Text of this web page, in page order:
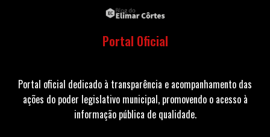
Portal Oficial
Portal oficial dedicado à transparência e acompanhamento das
ações do poder legislativo municipal, promovendo o acesso à
informação pública de qualidade.